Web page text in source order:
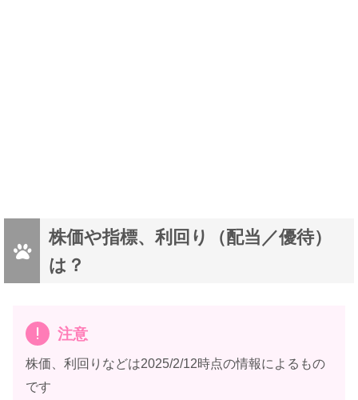
株価や指標、利回り（配当／優待）
は？
注意
株価、利回りなどは2025/2/12時点の情報によるもの
です